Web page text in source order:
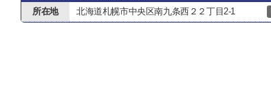
所在地
北海道札幌市中央区南九条西２２丁目2-1